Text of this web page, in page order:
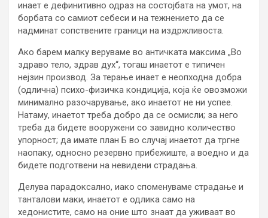
инает е дефинитивно одраз на состојбата на умот, на
борбата со самиот себеси и на тежнението да се
надминат сопствените граници на издржливоста.
Ако барем малку веруваме во античката максима „Во
здраво тело, здрав дух“, тогаш инаетот е типичен
нејзин производ. За терање инает е неопходна добра
(одлична) психо-физичка кондиција, која ќе овозможи
минимално разочарување, ако инаетот не ни успее.
Натаму, инаетот треба добро да се осмисли; за него
треба да бидете вооружени со завидно количество
упорност; да имате план Б во случај инаетот да тргне
наопаку, односно резервно прибежиште, а воедно и да
бидете подготвени на невидени страдања.
Делува парадоксално, иако споменуваме страдање и
танталови маки, инаетот е одлика само на
хедонистите, само на оние што знаат да уживаат во